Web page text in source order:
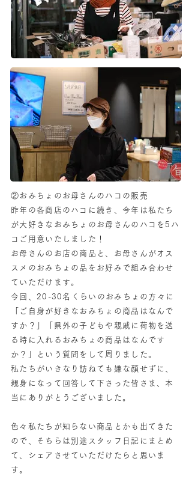
②おみちょのお母さんのハコの販売
昨年の各商店のハコに続き、今年は私たち
が大好きなおみちょのお母さんのハコを5ハ
コご用意いたしました！
お母さんのお店の商品と、お母さんがオス
スメのおみちょの品をお好みで組み合わせ
ていただけます。
今回、20-30名くらいのおみちょの方々に
「ご自身が好きなおみちょの商品はなんで
すか？」「県外の子どもや親戚に荷物を送
る時に入れるおみちょの商品はなんです
か？」という質問をして周りました。
私たちがいきなり訪ねても嫌な顔せずに、
親身になって回答して下さった皆さま、本
当にありがとうございました。
色々私たちが知らない商品とかも出てきた
ので、そちらは別途スタッフ日記にまとめ
て、シェアさせていただけたらと思いま
す。